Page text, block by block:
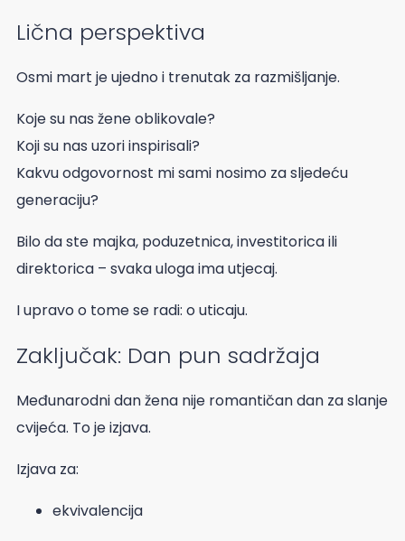
Lična perspektiva
Osmi mart je ujedno i trenutak za razmišljanje.
Koje su nas žene oblikovale?
Koji su nas uzori inspirisali?
Kakvu odgovornost mi sami nosimo za sljedeću
generaciju?
Bilo da ste majka, poduzetnica, investitorica ili
direktorica – svaka uloga ima utjecaj.
I upravo o tome se radi: o uticaju.
Zaključak: Dan pun sadržaja
Međunarodni dan žena nije romantičan dan za slanje
cvijeća. To je izjava.
Izjava za:
ekvivalencija